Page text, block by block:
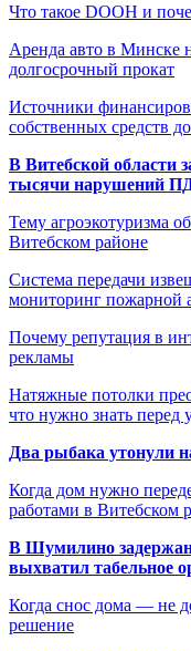
Что такое DOOH и
Аренда авто в Минске
долгосрочный прокат
Источники
собственных средств
В Витебской области
тысячи нарушений
Тему агроэкотуризма
Витебском районе
Система передачи
мониторинг пожарной
Почему репутация в
рекламы
Натяжные потолки
что нужно знать перед
Два рыбака утонули
Когда дом нужно
работами в Витебском
В Шумилино
выхватил табельное
Когда снос дома — не
решение